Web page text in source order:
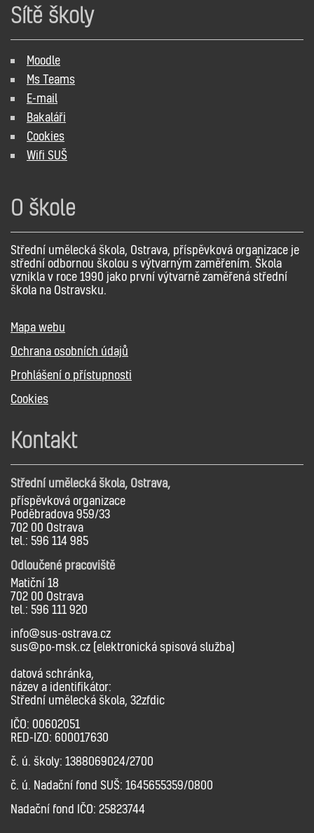
Sítě školy
Moodle
Ms Teams
E-mail
Bakaláři
Cookies
Wifi SUŠ
O škole
Střední umělecká škola, Ostrava, příspěvková organizace je
střední odbornou školou s výtvarným zaměřením. Škola
vznikla v roce 1990 jako první výtvarně zaměřená střední
škola na Ostravsku.
Mapa webu
Ochrana osobních údajů
Prohlášení o přístupnosti
Cookies
Kontakt
Střední umělecká škola, Ostrava,
příspěvková organizace
Poděbradova 959/33
702 00 Ostrava
tel.: 596 114 985
Odloučené pracoviště
Matiční 18
702 00 Ostrava
tel.: 596 111 920
info@sus-ostrava.cz
sus@po-msk.cz (elektronická spisová služba)
datová schránka,
název a identifikátor:
Střední umělecká škola, 32zfdic
IČO: 00602051
RED-IZO: 600017630
č. ú. školy: 1388069024/2700
č. ú. Nadační fond SUŠ: 1645655359/0800
Nadační fond IČO: 25823744